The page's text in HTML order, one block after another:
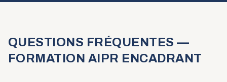
QUESTIONS FRÉQUENTES —
FORMATION AIPR ENCADRANT